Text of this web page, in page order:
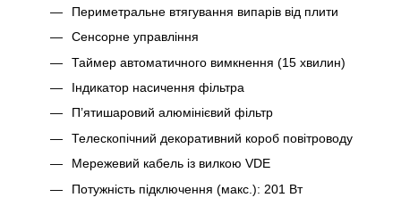
Периметральне втягування випарів від плити
Сенсорне управління
Таймер автоматичного вимкнення (15 хвилин)
Індикатор насичення фільтра
П’ятишаровий алюмінієвий фільтр
Телескопічний декоративний короб повітроводу
Мережевий кабель із вилкою VDE
Потужність підключення (макс.): 201 Вт